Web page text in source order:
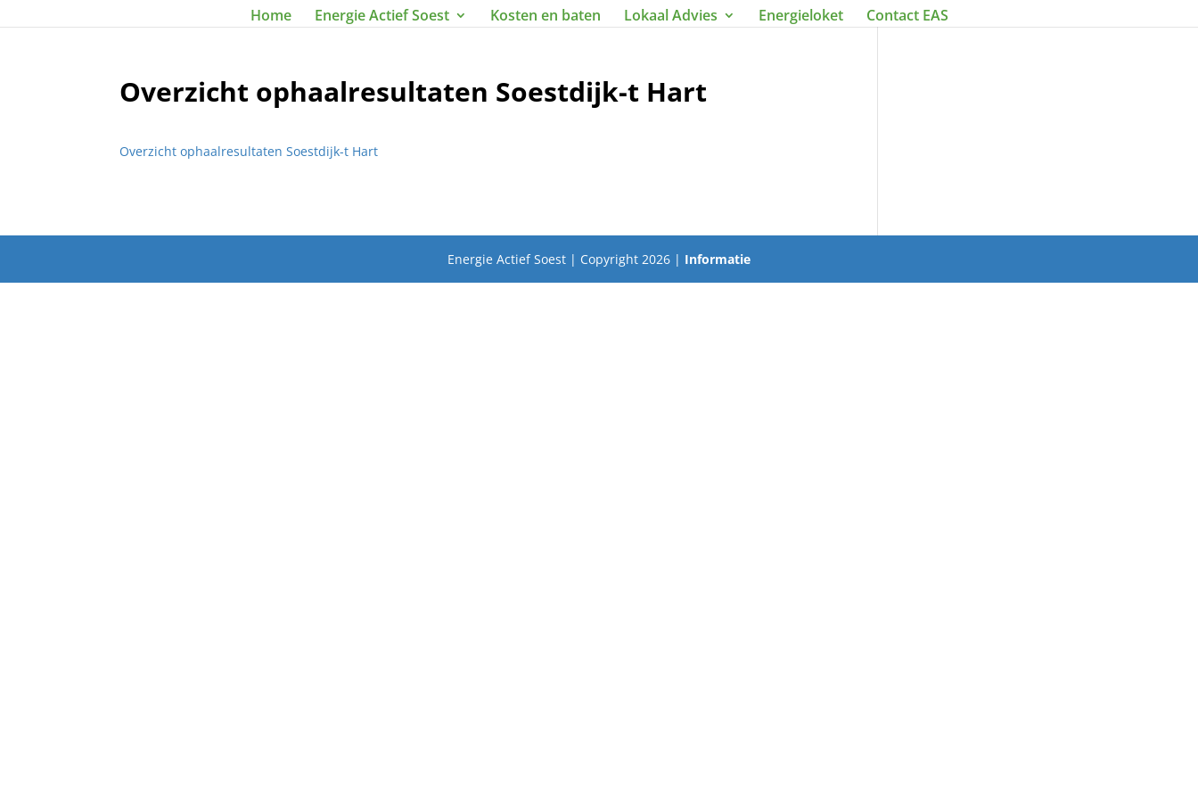
Home Energie Actief Soest Kosten en baten Lokaal Advies Energieloket Contact EAS
Overzicht ophaalresultaten Soestdijk-t Hart
Overzicht ophaalresultaten Soestdijk-t Hart
Energie Actief Soest | Copyright 2026 | Informatie